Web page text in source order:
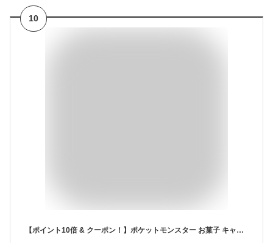
10
【ポイント10倍 & クーポン！】ポケットモンスター お菓子 キャンディボトル ピカチュウ ポケモン トーマントイズ 飴 あめ 置物 キャラクター グッズ シネマコレクション